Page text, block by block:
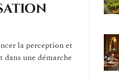
la perception et
une démarche